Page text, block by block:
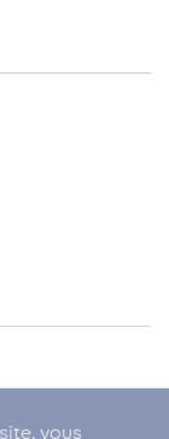
vous